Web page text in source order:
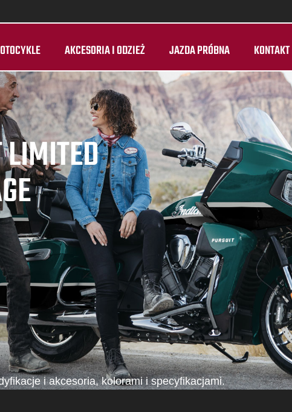
AKCESORIA I ODZIEŻ JAZDA PRÓBNA KONTAKT
i akcesoria, kolorami i specyfikacjami.